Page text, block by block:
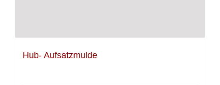
Hub- Aufsatzmulde